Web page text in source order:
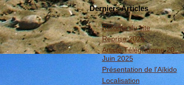
Derniers Articles
Refonte du site
Reprise 2026
Article Télégramme 20
Juin 2025
Présentation de l'Aïkido
Localisation